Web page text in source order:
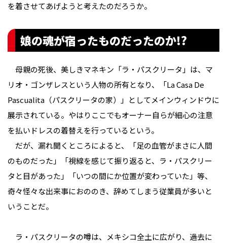
を着させてあげようと考えたのだろうか。
娘の魂が宿ったものだったのか!?
母親の死後、美しきマネキン「ラ・パスクリータ」は、マ
リオ・ゴンザレスという人物の所有となり、「La Casa De
Pascualita（パスクリータの家）」としてメインウィンドウに
展示されている。やはりここでもオーナー自らが細心の注意
を払いドレスの着替えを行っているという。
だが、漏れ聞くところによると、「足の血管がまさに人間
のものだった」「視線を感じて振り返ると、ラ・パスクリー
タと目があった」「いつの間にか位置が変わっていた」等、
奇々怪々な出来事におののき、辞めてしまう従業員が多いと
いうことだ。
ラ・パスクリータの噂は、メキシコ全土に広がり、過去に